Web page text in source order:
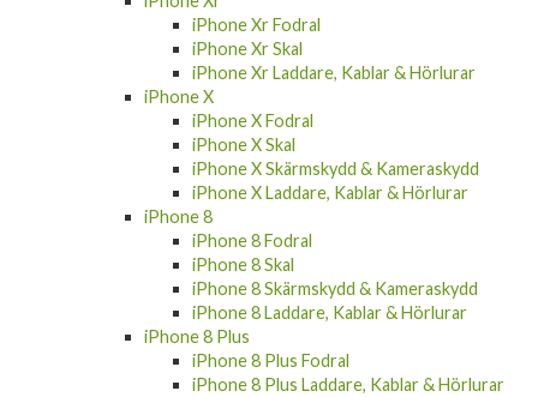
iPhone Xr Skal
iPhone Xr Laddare, Kablar & Hörlurar
iPhone X
iPhone X Fodral
iPhone X Skal
iPhone X Skärmskydd & Kameraskydd
iPhone X Laddare, Kablar & Hörlurar
iPhone 8
iPhone 8 Fodral
iPhone 8 Skal
iPhone 8 Skärmskydd & Kameraskydd
iPhone 8 Laddare, Kablar & Hörlurar
iPhone 8 Plus
iPhone 8 Plus Fodral
iPhone 8 Plus Laddare, Kablar & Hörlurar
iPhone 7